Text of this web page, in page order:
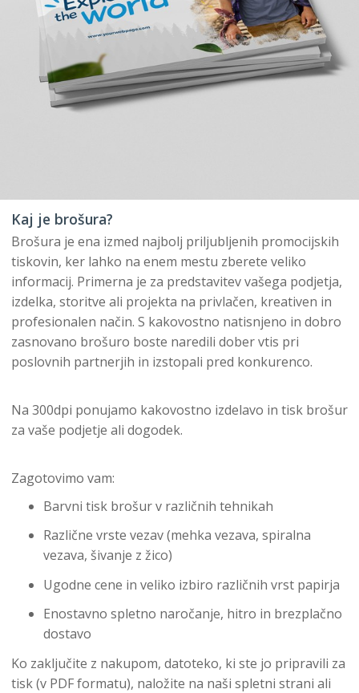
Kaj je brošura?
Brošura je ena izmed najbolj priljubljenih promocijskih
tiskovin, ker lahko na enem mestu zberete veliko
informacij. Primerna je za predstavitev vašega podjetja,
izdelka, storitve ali projekta na privlačen, kreativen in
profesionalen način. S kakovostno natisnjeno in dobro
zasnovano brošuro boste naredili dober vtis pri
poslovnih partnerjih in izstopali pred konkurenco.
Na 300dpi ponujamo kakovostno izdelavo in tisk brošur
za vaše podjetje ali dogodek.
Zagotovimo vam:
Barvni tisk brošur v različnih tehnikah
Različne vrste vezav (mehka vezava, spiralna
vezava, šivanje z žico)
Ugodne cene in veliko izbiro različnih vrst papirja
Enostavno spletno naročanje, hitro in brezplačno
dostavo
Ko zaključite z nakupom, datoteko, ki ste jo pripravili za
tisk (v PDF formatu), naložite na naši spletni strani ali